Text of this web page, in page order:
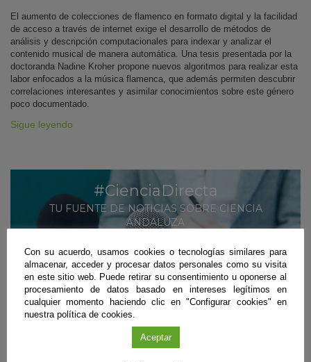
El aumento de colecciones de flamenco en formato digital y la facilidad
de acceso a través de internet exige el desarrollo de métodos de
análisis y descripción computacionales para indexar y analizar el
contenido musical de manera automática. Una tesis presentada por la
doctoranda Nadine Kroher propone nuevos algoritmos para realizar esta
labor enfocados a la música flamenca, que además permiten descubrir
correlaciones interesantes y asimilar conocimientos sobre este género
poco documentado.
Sigue leyendo
#CienciaDirecta
TU FUENTE DE NOTICIAS SOBRE CIENCIA
ANDALUZA
MÁS INFORMACIÓN
SUSCRÍBETE
¿ERES CIENTÍFICO/A Y QUIERES DIFUNDIR
TUS RESULTADOS?
Con su acuerdo, usamos cookies o tecnologías similares para
almacenar, acceder y procesar datos personales como su visita
en este sitio web. Puede retirar su consentimiento u oponerse al
procesamiento de datos basado en intereses legítimos en
cualquier momento haciendo clic en "Configurar cookies" en
nuestra política de cookies.
Aceptar